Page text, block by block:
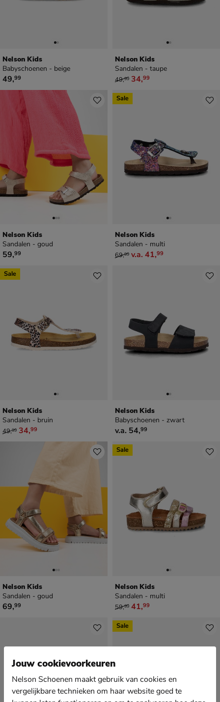
Nelson Kids
Babyschoenen - beige
€ 49,99
49,99
Nelson Kids
Sandalen - taupe
van € 49,99 voor € 34,99
49,99 34,99
Nelson Kids
Sandalen - goud
€ 59,99
59,99
Nelson Kids
Sandalen - multi
van € 69,99 vanaf € 41,99
69,99 v.a. 41,99
Sale
Nelson Kids
Sandalen - bruin
van € 49,99 voor € 34,99
49,99 34,99
Sale
Nelson Kids
Babyschoenen - zwart
vanaf € 54,99
v.a. 54,99
Nelson Kids
Sandalen - goud
€ 69,99
69,99
Nelson Kids
Sandalen - multi
van € 59,99 voor € 41,99
59,99 41,99
Sale
Sale
Jouw cookievoorkeuren
Nelson Schoenen maakt gebruik van cookies en
vergelijkbare technieken om haar website goed te